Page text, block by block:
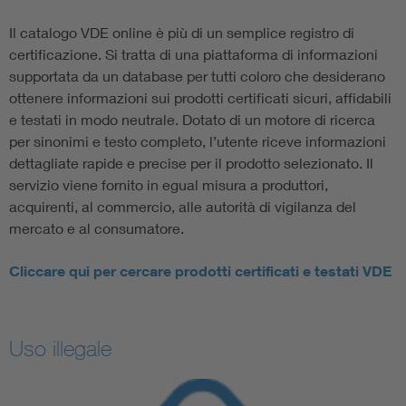
Il catalogo VDE online è più di un semplice registro di
certificazione. Si tratta di una piattaforma di informazioni
supportata da un database per tutti coloro che desiderano
ottenere informazioni sui prodotti certificati sicuri, affidabili
e testati in modo neutrale. Dotato di un motore di ricerca
per sinonimi e testo completo, l’utente riceve informazioni
dettagliate rapide e precise per il prodotto selezionato. Il
servizio viene fornito in egual misura a produttori,
acquirenti, al commercio, alle autorità di vigilanza del
mercato e al consumatore.
Cliccare qui per cercare prodotti certificati e testati VDE
Uso illegale